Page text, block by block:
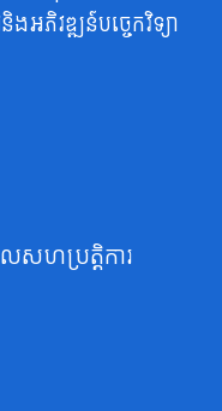
អភិវឌ្ឍន៍បច្ចេកវិទ្យា
សហប្រត្តិការ